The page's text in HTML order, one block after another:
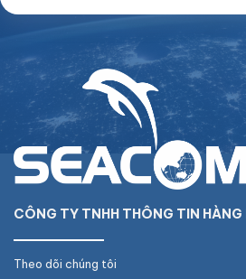
CÔNG TY TNHH THÔNG TIN HÀNG
Theo dõi chúng tôi